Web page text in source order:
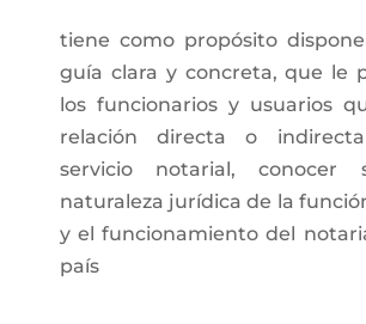
tiene como propósito
guía clara y concreta, que le
los funcionarios y usuarios
relación directa o
servicio notarial, conocer
naturaleza jurídica de la
y el funcionamiento del
país